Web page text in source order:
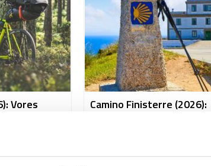
Vores
du om at
Camino Finisterre (2026):